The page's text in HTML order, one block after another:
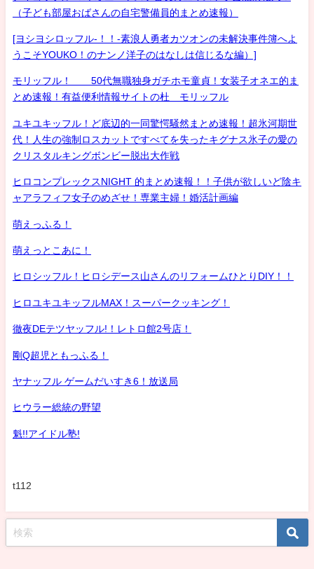
（子ども部屋おばさんの自宅警備員的まとめ速報）
[ヨシヨシロッフル-！！-素浪人勇者カツオンの未解決事件簿へよ
うこそYOUKO！のナンノ洋子のはなしは信じるな編）]
モリッフル！ 50代無職独身ガチホモ童貞！女装子オネエ的ま
とめ速報！有益便利情報サイトの杜 モリッフル
ユキユキッフル！ど底辺的一同驚愕騒然まとめ速報！超氷河期世
代！人生の強制ロスカットですべてを失ったキグナス氷子の愛の
クリスタルキングボンビー脱出大作戦
ヒロコンプレックスNIGHT 的まとめ速報！！子供が欲しいど陰キ
ャアラフィフ女子のめざせ！専業主婦！婚活計画編
萌えっふる！
萌えっとこあに！
ヒロシッフル！ヒロシデース山さんのリフォームひとりDIY！！
ヒロユキユキッフルMAX！スーパークッキング！
徹夜DEテツヤッフル!！レトロ館2号店！
剛Q超児ともっふる！
ヤナッフル ゲームだいすき6！放送局
ヒウラー総統の野望
魁!!アイドル塾!
t112